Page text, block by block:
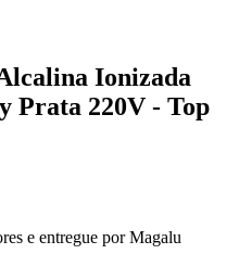
Ionizada
Prata 220V - Top
e entregue por Magalu